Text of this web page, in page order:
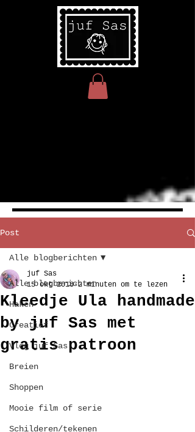
Post
Alle blogberichten
Haken
Creatief
Vlog juf Sas
Breien
Shoppen
Mooie film of serie
Schilderen/tekenen
Alle blogberichten
Kleedje Ula handmade
by juf Sas met
gratis patroon
juf Sas
15 okt 2018 2 minuten om te lezen